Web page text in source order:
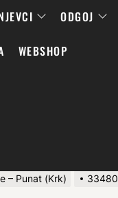
ODGOJ
WEBSHOP
– Punat (Krk) 33480